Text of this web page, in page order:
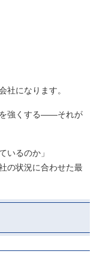
社になります。
を強くする――それが
いるのか」
の状況に合わせた最